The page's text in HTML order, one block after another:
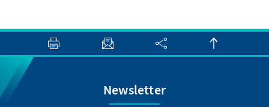
Newsletter